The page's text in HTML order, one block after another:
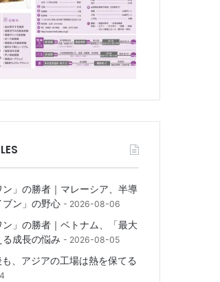
ン」の勝者｜マレーシア、半導
ン」の野心
2026-08-06
ン」の勝者｜ベトナム、「最大
成長の悩み
2026-08-05
、アジアの工場は熱を保てる